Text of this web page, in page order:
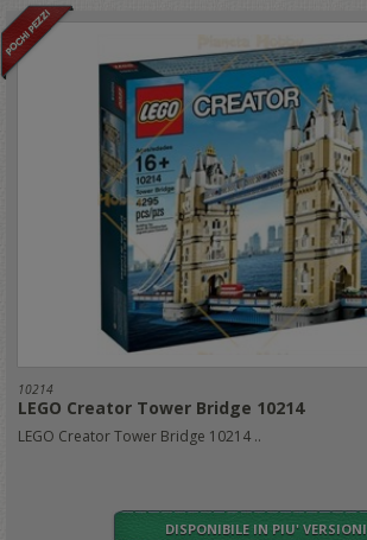
10214
LEGO Creator Tower Bridge 10214
LEGO Creator Tower Bridge 10214 ..
DISPONIBILE IN PIU' VERSIONI